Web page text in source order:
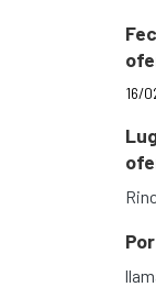
16/